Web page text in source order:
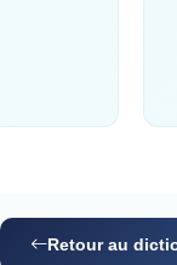
Retour au